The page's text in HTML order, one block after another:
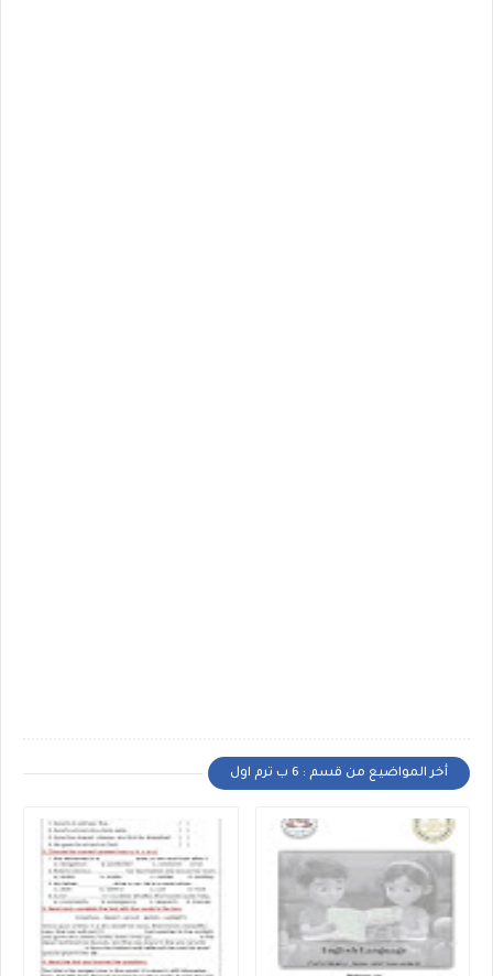
أخر المواضيع من قسم : 6 ب ترم اول